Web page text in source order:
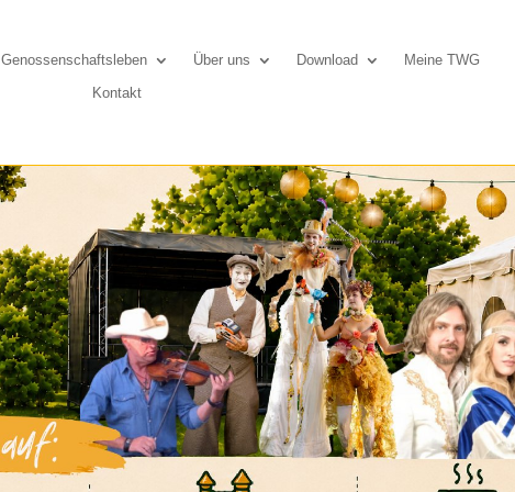
Genossenschaftsleben Über uns Download Meine TWG
Kontakt